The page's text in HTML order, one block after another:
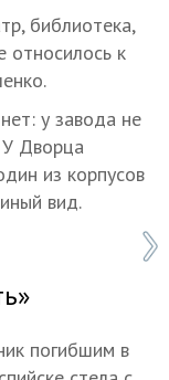
библиотека,
относилось к
у завода не
У Дворца
из корпусов
вид.
Гаджиева
погибшим в